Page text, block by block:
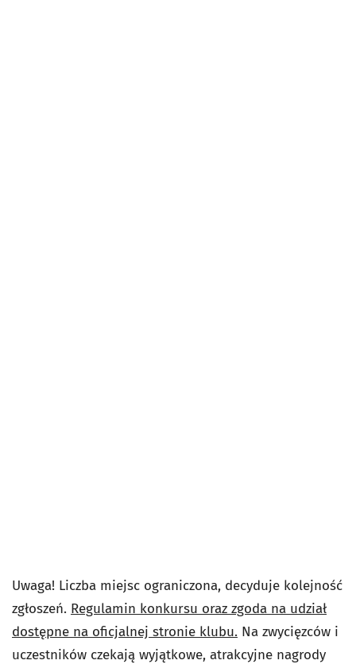
Uwaga! Liczba miejsc ograniczona, decyduje kolejność
zgłoszeń. Regulamin konkursu oraz zgoda na udział
dostępne na oficjalnej stronie klubu. Na zwycięzców i
uczestników czekają wyjątkowe, atrakcyjne nagrody